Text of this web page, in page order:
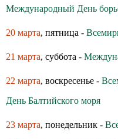
Международный День
20 марта, пятница -
21 марта, суббота -
22 марта, воскресенье -
День Балтийского моря
23 марта, понедельник -